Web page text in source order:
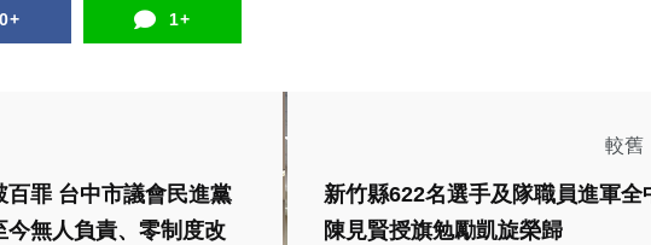
0+ 1+
百罪 台中市議會民進黨
今無人負責、零制度改
較舊
新竹縣622名選手及隊職員進軍全
陳見賢授旗勉勵凱旋榮歸